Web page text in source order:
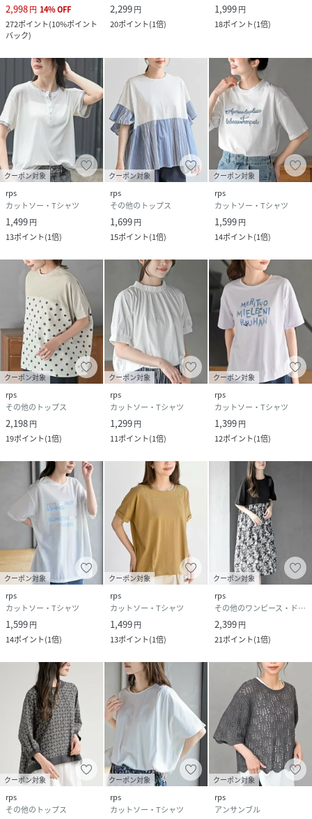
2,998円 14%OFF
272ポイント(10%ポイント
バック)
2,299円
20ポイント(1倍)
1,999円
18ポイント(1倍)
クーポン対象
rps
カットソー・Tシャツ
1,499円
13ポイント(1倍)
クーポン対象
rps
その他のトップス
1,699円
15ポイント(1倍)
クーポン対象
rps
カットソー・Tシャツ
1,599円
14ポイント(1倍)
クーポン対象
rps
その他のトップス
2,198円
19ポイント(1倍)
クーポン対象
rps
カットソー・Tシャツ
1,299円
11ポイント(1倍)
クーポン対象
rps
カットソー・Tシャツ
1,399円
12ポイント(1倍)
クーポン対象
rps
カットソー・Tシャツ
1,599円
14ポイント(1倍)
クーポン対象
rps
カットソー・Tシャツ
1,499円
13ポイント(1倍)
クーポン対象
rps
その他のワンピース・ドレス
2,399円
21ポイント(1倍)
クーポン対象
rps
その他のトップス
クーポン対象
rps
カットソー・Tシャツ
クーポン対象
rps
アンサンブル